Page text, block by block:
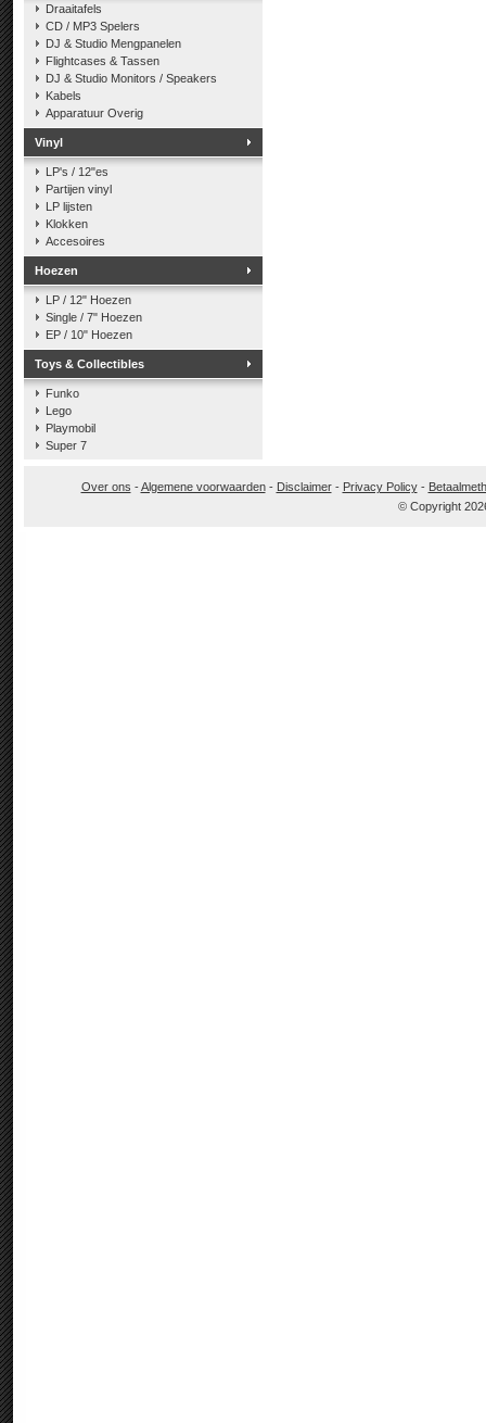
Draaitafels
CD / MP3 Spelers
DJ & Studio Mengpanelen
Flightcases & Tassen
DJ & Studio Monitors / Speakers
Kabels
Apparatuur Overig
Vinyl
LP's / 12"es
Partijen vinyl
LP lijsten
Klokken
Accesoires
Hoezen
LP / 12" Hoezen
Single / 7" Hoezen
EP / 10" Hoezen
Toys & Collectibles
Funko
Lego
Playmobil
Super 7
Over ons -Algemene voorwaarden- Disclaimer- Privacy Policy-
© Copyright